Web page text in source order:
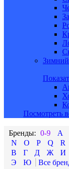
Посмотреть
0-9 A
N
O P Q R
В
Г Д Ж И
Э
Ю